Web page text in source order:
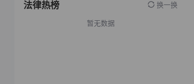
法律热榜 换一换
暂无数据